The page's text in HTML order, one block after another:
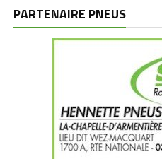
PARTENAIRE PNEUS